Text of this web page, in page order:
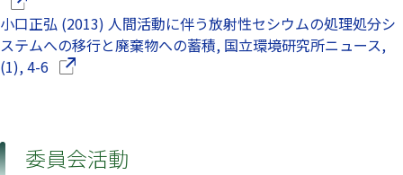
小口正弘 (2013) 人間活動に伴う放射性セシウムの処理処分シ
ステムへの移行と廃棄物への蓄積, 国立環境研究所ニュース,
(1), 4-6（別ウインドウで開きます）
委員会活動